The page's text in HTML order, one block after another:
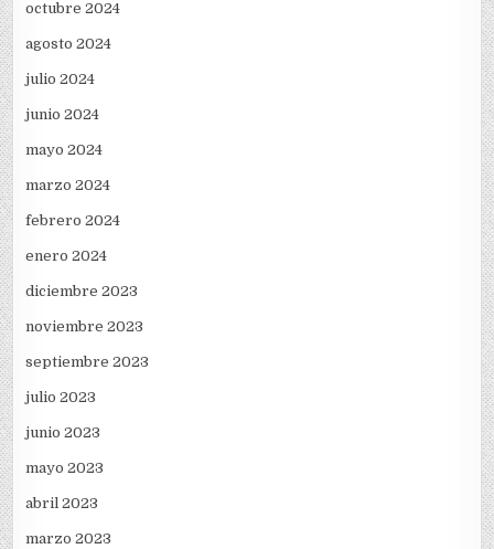
octubre 2024
agosto 2024
julio 2024
junio 2024
mayo 2024
marzo 2024
febrero 2024
enero 2024
diciembre 2023
noviembre 2023
septiembre 2023
julio 2023
junio 2023
mayo 2023
abril 2023
marzo 2023